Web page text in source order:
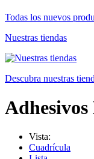
Todas los nuevos
Nuestras tiendas
Descubra nuestras
Adhesivos
Vista:
Cuadrícula